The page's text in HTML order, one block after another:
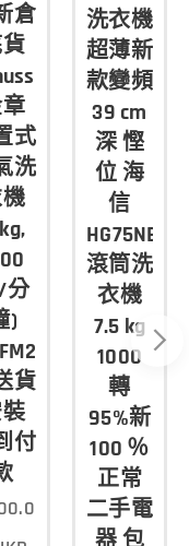
倉
式
洗
分
)
貨
付
洗衣機
超薄新
款變頻
39 cm
深 慳
位 海
信
HG75NE1
滾筒洗
衣機
7.5 kg
1000
轉
95%新
100 ％
正常
二手電